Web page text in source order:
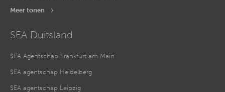
Meer tonen
SEA Duitsland
SEA Agentschap Frankfurt am Main
SEA agentschap Heidelberg
SEA agentschap Leipzig